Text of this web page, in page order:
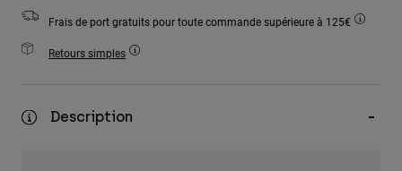
Accessoires
Tous les accessoires
Chapeaux et Casquettes
Frais de port gratuits pour toute commande supérieure à 125€
Retours simples
Description